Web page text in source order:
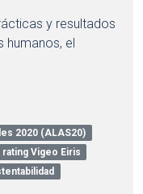
y resultados
humanos, el
2020 (ALAS20)
rating Vigeo Eiris